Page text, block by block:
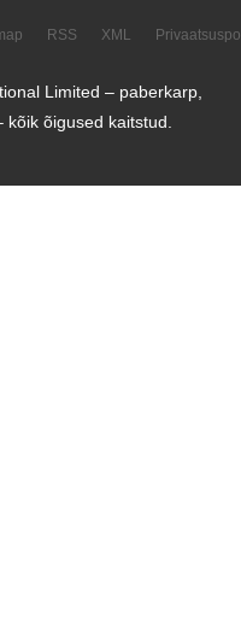
RSS XML
Limited – paberkarp,
õigused kaitstud.